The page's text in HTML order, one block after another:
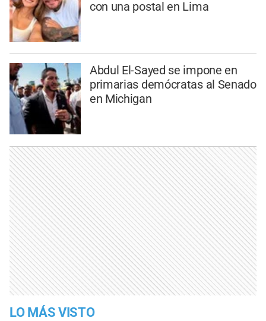
con una postal en Lima
Abdul El-Sayed se impone en
primarias demócratas al Senado
en Michigan
LO MÁS VISTO